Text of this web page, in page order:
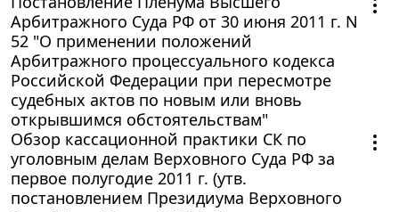
Арбитражного Суда РФ от 30 июня 2011 г. N
52 "О применении положений
Арбитражного процессуального кодекса
Российской Федерации при пересмотре
судебных актов по новым или вновь
открывшимся обстоятельствам"
Обзор кассационной практики СК по
уголовным делам Верховного Суда РФ за
первое полугодие 2011 г. (утв.
постановлением Президиума Верховного